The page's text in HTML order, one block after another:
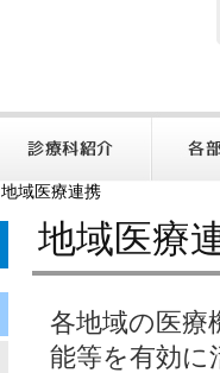
地域医療連携
地域医療
各地域の医療
能等を有効に